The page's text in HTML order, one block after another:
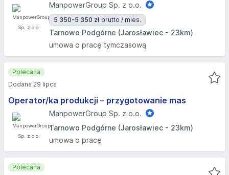
ManpowerGroup Sp. z o.o.
5 350-5 350 zł brutto / mies.
Tarnowo Podgórne (Jarosławiec - 23km)
umowa o pracę tymczasową
Operator/ka produkcji – przygotowanie mas
ManpowerGroup Sp. z o.o.
Tarnowo Podgórne (Jarosławiec - 23km)
umowa o pracę
Polecana
Dodana 29 lipca
Polecana